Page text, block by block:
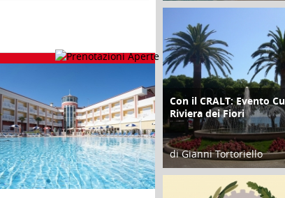
25 Giugno 2016
ATTIVITÀ
Con il CRALT: Evento
Riviera dei Fiori
di Gianni Tortoriello
16 Febbraio 2018